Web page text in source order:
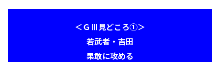
＜ＧⅢ見どころ①＞
若武者・吉田
果敢に攻める